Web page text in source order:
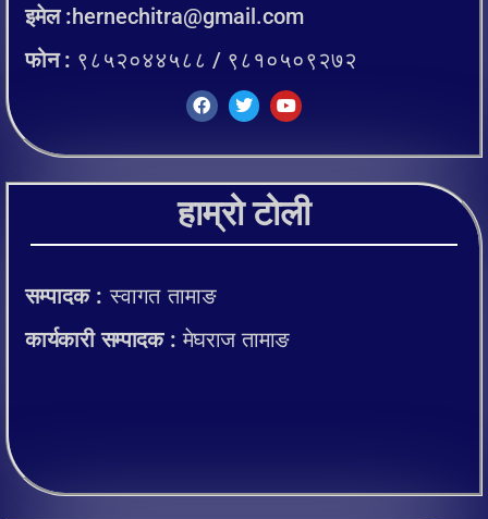
इमेल :hernechitra@gmail.com
फोन : ९८५२०४४५८८ / ९८१०५०९२७२
हाम्रो टोली
सम्पादक :स्वागत तामाङ
कार्यकारी सम्पादक :मेघराज तामाङ